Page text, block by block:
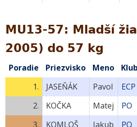
MU13-57: Mladší
2005) do 57 kg
Poradie Priezvisko Meno Klub
1.
JASEŇÁK Pavol ECP
2.
KOČKA Matej PO
3.
KOMLOŠ Jakub PO